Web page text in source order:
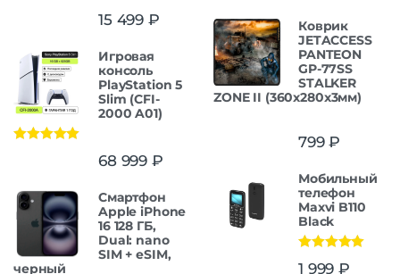
15 499 ₽
Игровая
консоль
PlayStation 5
Slim (CFI-
2000 A01)
68 999 ₽
Смартфон
Apple iPhone
16 128 ГБ,
Dual: nano
SIM + eSIM,
черный
Коврик
JETACCESS
PANTEON
GP-77SS
STALKER
ZONE II (360x280x3мм)
799₽
Мобильный
телефон
Maxvi B110
Black
1 999 ₽